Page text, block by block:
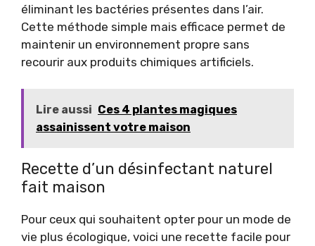
éliminant les bactéries présentes dans l’air.
Cette méthode simple mais efficace permet de
maintenir un environnement propre sans
recourir aux produits chimiques artificiels.
Lire aussi Ces 4 plantes magiques
assainissent votre maison
Recette d’un désinfectant naturel
fait maison
Pour ceux qui souhaitent opter pour un mode de
vie plus écologique, voici une recette facile pour